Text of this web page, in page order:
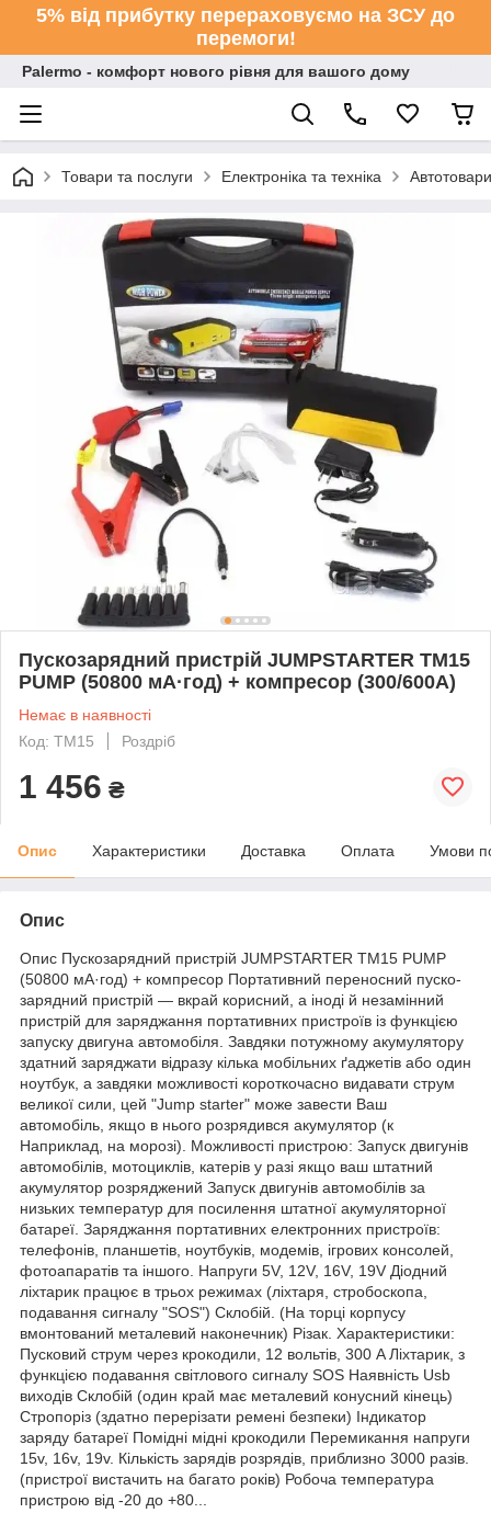
5% від прибутку перераховуємо на ЗСУ до
перемоги!
Palermo - комфорт нового рівня для вашого дому
Товари та послуги Електроніка та техніка Автотовари
Пускозарядний пристрій JUMPSTARTER TM15
PUMP (50800 мА·год) + компресор (300/600A)
Немає в наявності
Код: TM15
Роздріб
1 456 ₴
Опис Характеристики Доставка Оплата Умови
Опис
Опис Пускозарядний пристрій JUMPSTARTER TM15 PUMP
(50800 мА·год) + компресор Портативний переносний пуско-
зарядний пристрій — вкрай корисний, а іноді й незамінний
пристрій для заряджання портативних пристроїв із функцією
запуску двигуна автомобіля. Завдяки потужному акумулятору
здатний заряджати відразу кілька мобільних ґаджетів або один
ноутбук, а завдяки можливості короткочасно видавати струм
великої сили, цей "Jump starter" може завести Ваш
автомобіль, якщо в нього розрядився акумулятор (к
Наприклад, на морозі). Можливості пристрою: Запуск двигунів
автомобілів, мотоциклів, катерів у разі якщо ваш штатний
акумулятор розряджений Запуск двигунів автомобілів за
низьких температур для посилення штатної акумуляторної
батареї. Заряджання портативних електронних пристроїв:
телефонів, планшетів, ноутбуків, модемів, ігрових консолей,
фотоапаратів та іншого. Напруги 5V, 12V, 16V, 19V Діодний
ліхтарик працює в трьох режимах (ліхтаря, стробоскопа,
подавання сигналу "SOS") Склобій. (На торці корпусу
вмонтований металевий наконечник) Різак. Характеристики:
Пусковий струм через крокодили, 12 вольтів, 300 A Ліхтарик, з
функцією подавання світлового сигналу SOS Наявність Usb
виходів Склобій (один край має металевий конусний кінець)
Стропоріз (здатно перерізати ремені безпеки) Індикатор
заряду батареї Помідні мідні крокодили Перемикання напруги
15v, 16v, 19v. Кількість зарядів розрядів, приблизно 3000 разів.
(пристрої вистачить на багато років) Робоча температура
пристрою від -20 до +80...